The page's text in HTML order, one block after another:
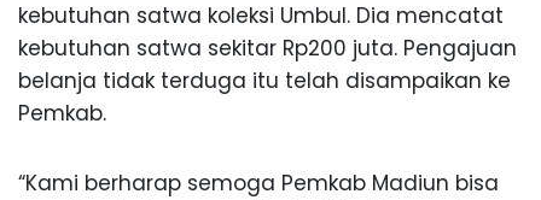
kebutuhan satwa koleksi Umbul. Dia mencatat
kebutuhan satwa sekitar Rp200 juta. Pengajuan
belanja tidak terduga itu telah disampaikan ke
Pemkab.
“Kami berharap semoga Pemkab Madiun bisa